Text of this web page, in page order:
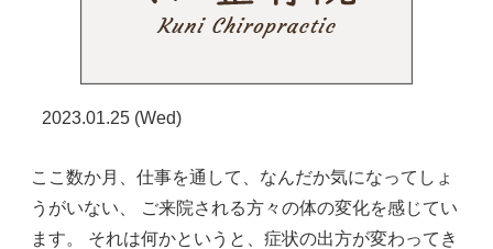
2023.01.25 (Wed)
ここ数か月、仕事を通して、なんだか気になってしょ
うがいない、 ご来院される方々の体の変化を感じてい
ます。 それは何かというと、症状の出方が変わってき